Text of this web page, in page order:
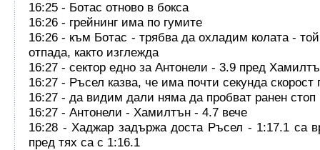
16:25 - Ботас отново в бокса
16:26 - грейнинг има по гумите
16:26 - към Ботас - трябва да охладим колата -
отпада, както изглежда
16:27 - сектор едно за Антонели - 3.9 пред
16:27 - Ръсел казва, че има почти секунда скорост
16:27 - да видим дали няма да пробват ранен стоп
16:27 - Антонели - Хамилтън - 4.7 вече
16:28 - Хаджар задържа доста Ръсел - 1:17.1 са
пред тях са с 1:16.1